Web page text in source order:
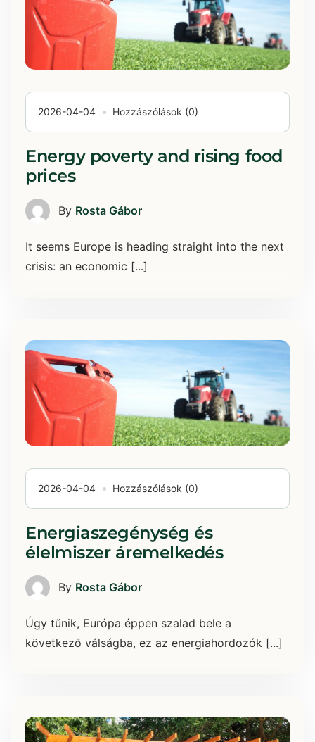
2026-04-04 Hozzászólások (0)
Energy poverty and rising food
prices
By Rosta Gábor
It seems Europe is heading straight into the next
crisis: an economic [...]
2026-04-04 Hozzászólások (0)
Energiaszegénység és
élelmiszer áremelkedés
By Rosta Gábor
Úgy tűnik, Európa éppen szalad bele a
következő válságba, ez az energiahordozók [...]